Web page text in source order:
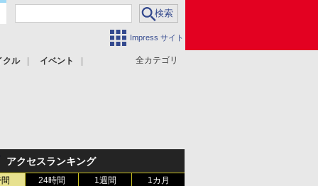
Impress サイト
全カテゴリ
クル
イベント
アクセスランキング
24時間 1週間 1カ月